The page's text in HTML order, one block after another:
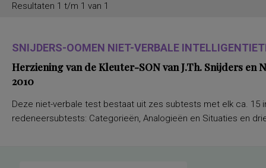
Resultaten 1 t/m 1 van 1
SNIJDERS-OOMEN NIET-VERBALE
Herziening van de Kleuter-SON van J.Th. Snijders en
2010
Deze niet-verbale test bestaat uit zes subtests met elk ca. 15
redeneersubtests: Categorieën, Analogieën en Situaties en